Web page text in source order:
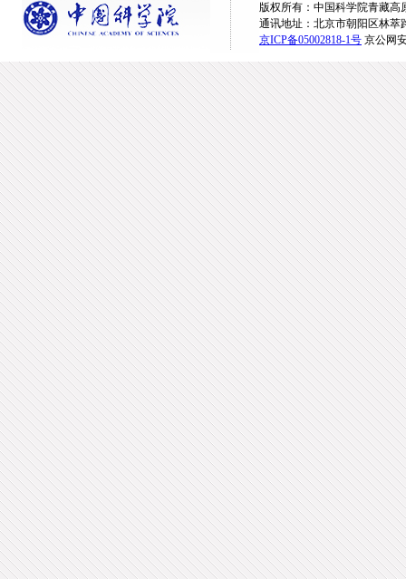
版权所有：中国科学院青藏高
通讯地址：北京市朝阳区林萃
京ICP备05002818-1号 京公网